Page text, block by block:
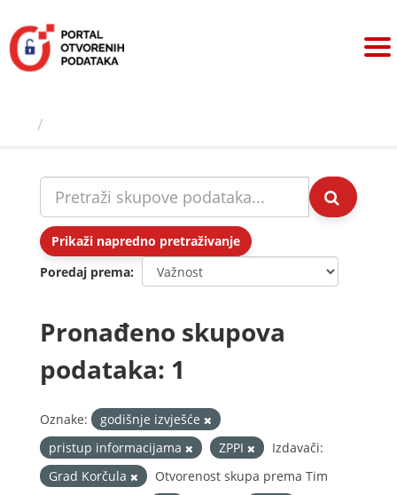
sadržaj
Prikaži napredno pretraživanje
Poredaj prema
Pronađeno skupova
podataka: 1
Oznake:
godišnje izvješće
pristup informacijama
ZPPI
Izdavači:
Grad Korčula
Otvorenost skupa prema Tim